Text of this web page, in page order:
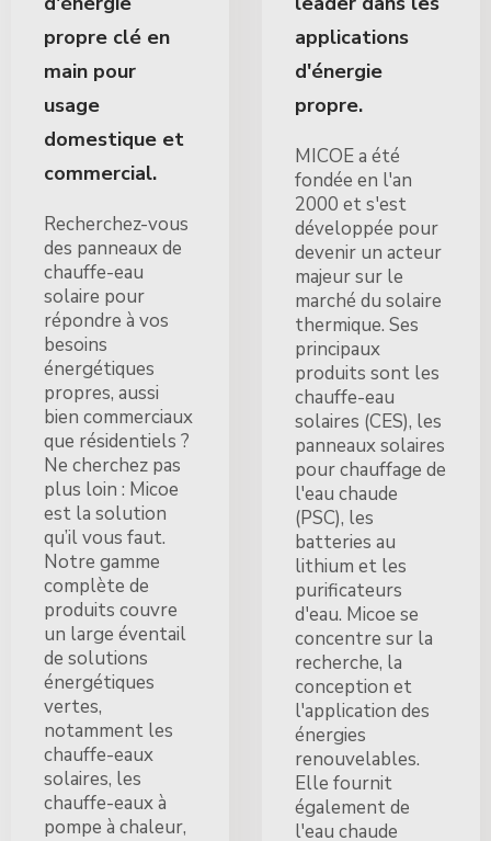
propre clé en
main pour
usage
domestique et
commercial.
Recherchez-vous
des panneaux de
chauffe-eau
solaire pour
répondre à vos
besoins
énergétiques
propres, aussi
bien commerciaux
que résidentiels ?
Ne cherchez pas
plus loin : Micoe
est la solution
qu’il vous faut.
Notre gamme
complète de
produits couvre
un large éventail
de solutions
énergétiques
vertes,
notamment les
chauffe-eaux
solaires, les
chauffe-eaux à
pompe à chaleur,
applications
d'énergie
propre.
MICOE a été
fondée en l'an
2000 et s'est
développée pour
devenir un acteur
majeur sur le
marché du solaire
thermique. Ses
principaux
produits sont les
chauffe-eau
solaires (CES), les
panneaux solaires
pour chauffage de
l'eau chaude
(PSC), les
batteries au
lithium et les
purificateurs
d'eau. Micoe se
concentre sur la
recherche, la
conception et
l'application des
énergies
renouvelables.
Elle fournit
également de
l'eau chaude